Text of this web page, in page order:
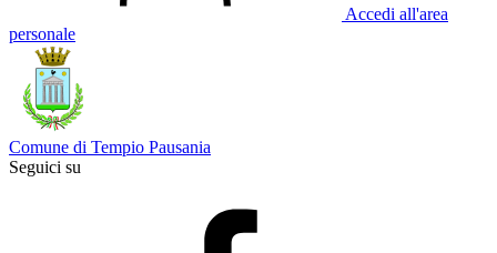
Accedi all'area
personale
Comune di Tempio Pausania
Seguici su